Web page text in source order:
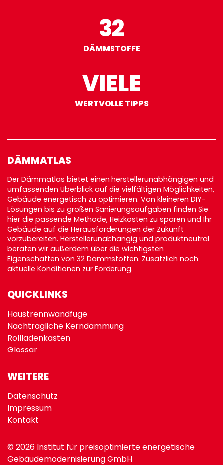
32
DÄMMSTOFFE
VIELE
WERTVOLLE TIPPS
DÄMMATLAS
Der Dämmatlas bietet einen herstellerunabhängigen und
umfassenden Überblick auf die vielfältigen Möglichkeiten,
Gebäude energetisch zu optimieren. Von kleineren DIY-
Lösungen bis zu großen Sanierungsaufgaben finden Sie
hier die passende Methode, Heizkosten zu sparen und Ihr
Gebäude auf die Herausforderungen der Zukunft
vorzubereiten. Herstellerunabhängig und produktneutral
beraten wir außerdem über die wichtigsten
Eigenschaften von 32 Dämmstoffen. Zusätzlich noch
aktuelle Konditionen zur Förderung.
QUICKLINKS
Haustrennwandfuge
Nachträgliche Kerndämmung
Rollladenkasten
Glossar
WEITERE
Datenschutz
Impressum
Kontakt
© 2026 Institut für preisoptimierte energetische
Gebäudemodernisierung GmbH